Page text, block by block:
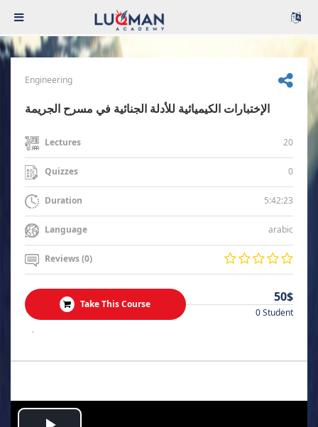
Engineering
الإختبارات الكيميائية للأدلة الجنائية في مسرح الجريمة
Lectures 20
Quizzes 0
Duration 5:42:23
Language arabic
Reviews (0)
Take This Course 50$
0 Student
.